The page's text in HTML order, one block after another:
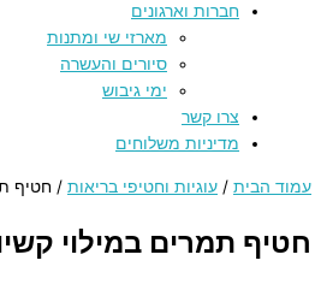
חברות וארגונים
מארזי שי ומתנות
סיורים והעשרה
ימי גיבוש
צרו קשר
מדיניות משלוחים
עמוד הבית / עוגיות וחטיפי בריאות / חטיף
חטיף תמרים במילוי